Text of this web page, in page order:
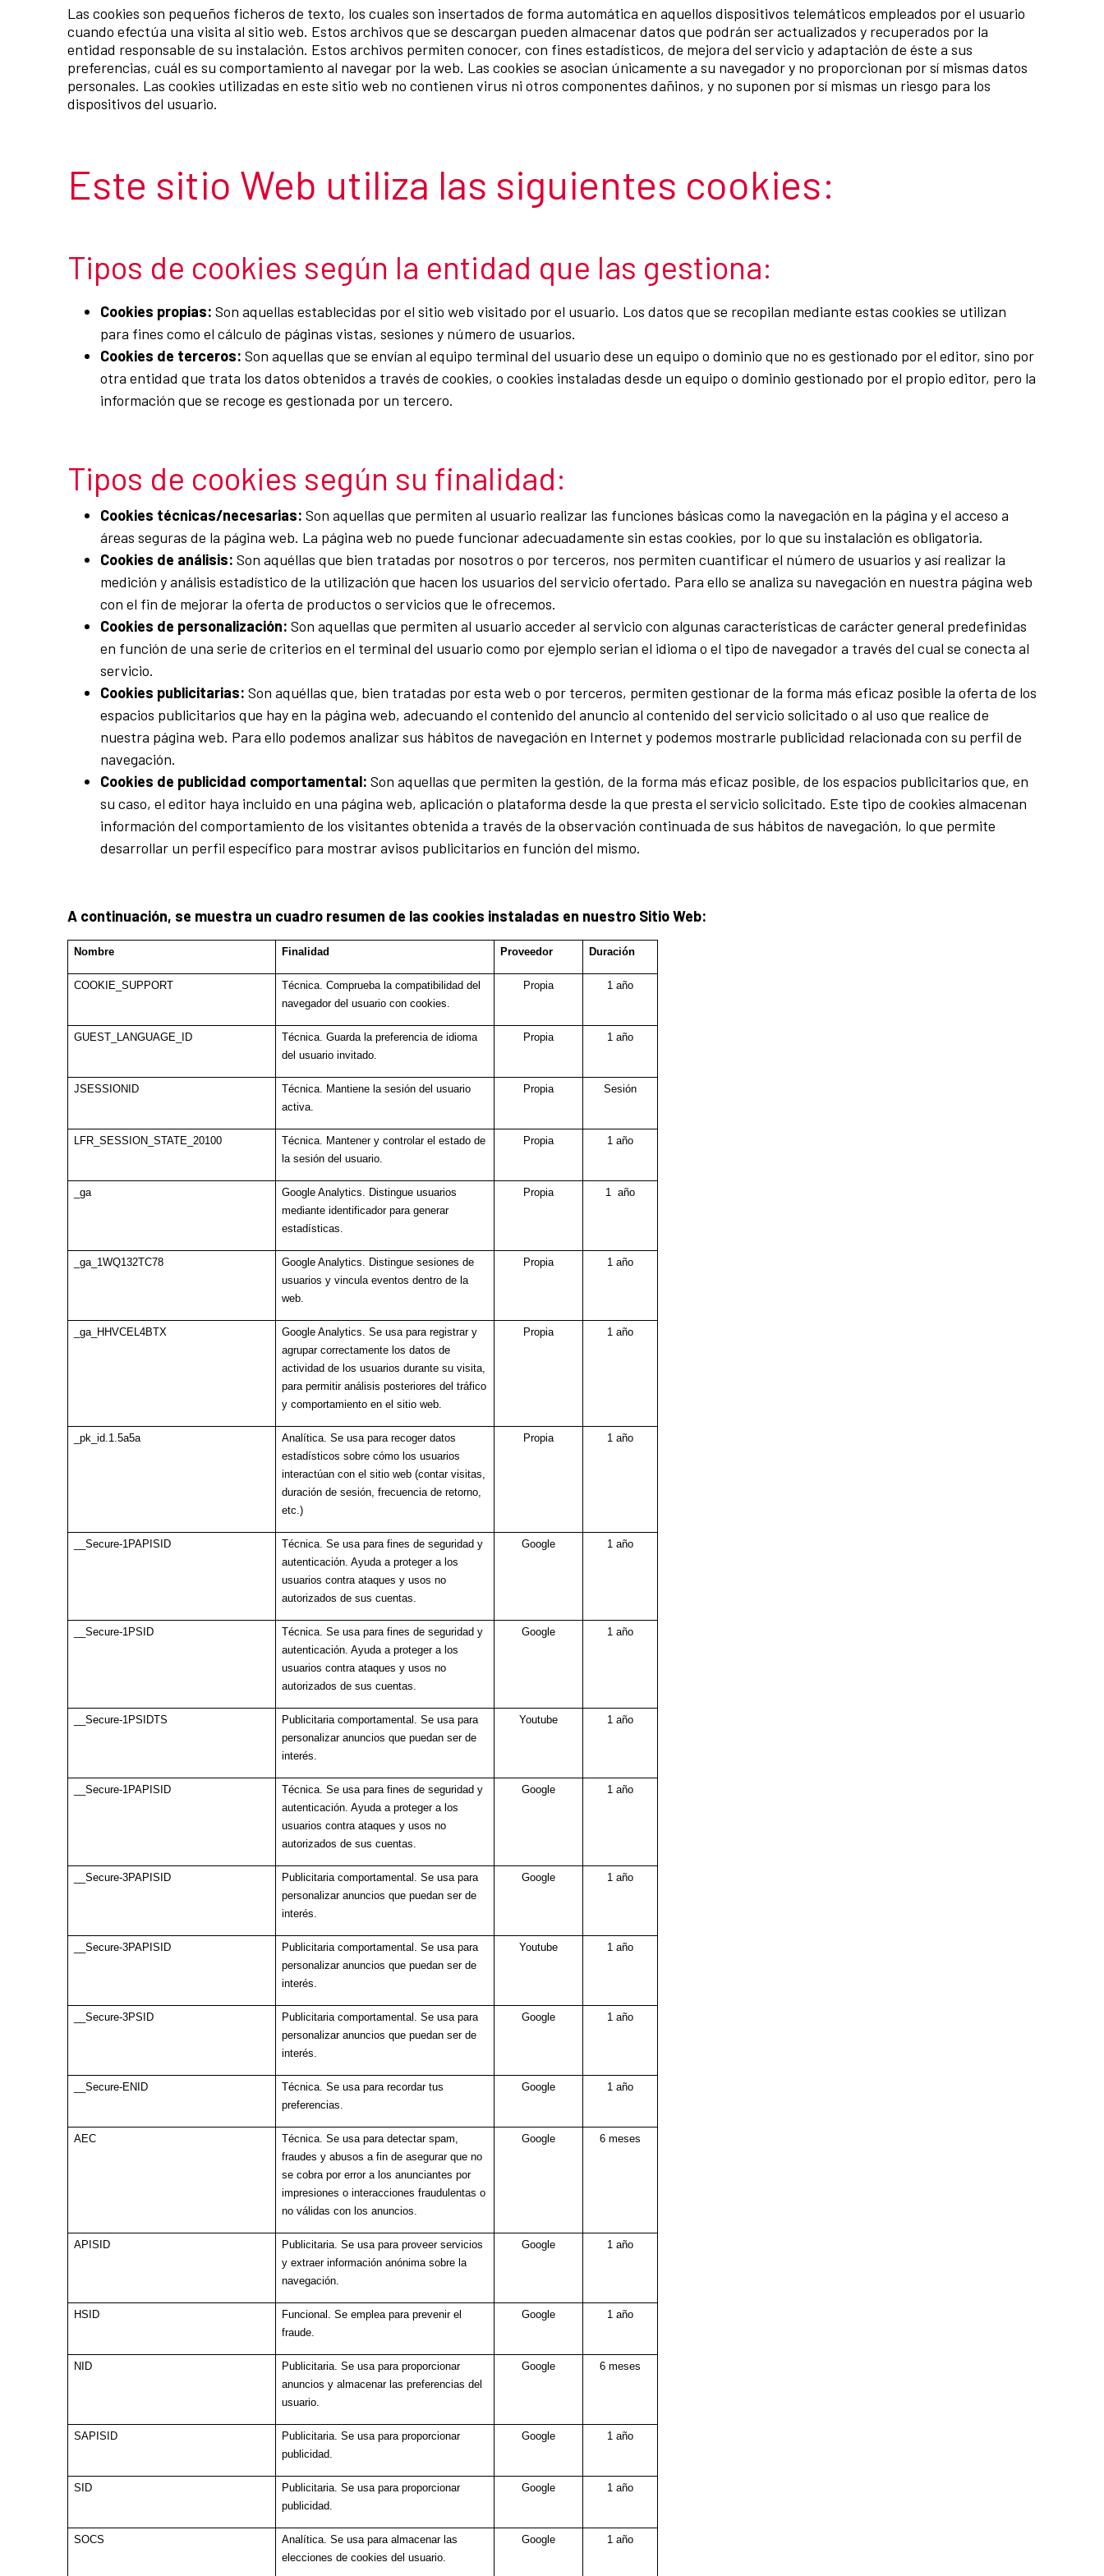
Las cookies son pequeños ficheros de texto, los cuales son insertados de forma automática en aquellos dispositivos telemáticos empleados por el usuario
cuando efectúa una visita al sitio web. Estos archivos que se descargan pueden almacenar datos que podrán ser actualizados y recuperados por la
entidad responsable de su instalación. Estos archivos permiten conocer, con fines estadísticos, de mejora del servicio y adaptación de éste a sus
preferencias, cuál es su comportamiento al navegar por la web. Las cookies se asocian únicamente a su navegador y no proporcionan por sí mismas datos
personales. Las cookies utilizadas en este sitio web no contienen virus ni otros componentes dañinos, y no suponen por sí mismas un riesgo para los
dispositivos del usuario.
Este sitio Web utiliza las siguientes cookies:
Tipos de cookies según la entidad que las gestiona:
Cookies propias: Son aquellas establecidas por el sitio web visitado por el usuario. Los datos que se recopilan mediante estas cookies se utilizan
para fines como el cálculo de páginas vistas, sesiones y número de usuarios.
Cookies de terceros: Son aquellas que se envían al equipo terminal del usuario dese un equipo o dominio que no es gestionado por el editor, sino por
otra entidad que trata los datos obtenidos a través de cookies, o cookies instaladas desde un equipo o dominio gestionado por el propio editor, pero la
información que se recoge es gestionada por un tercero.
Tipos de cookies según su finalidad:
Cookies técnicas/necesarias: Son aquellas que permiten al usuario realizar las funciones básicas como la navegación en la página y el acceso a
áreas seguras de la página web. La página web no puede funcionar adecuadamente sin estas cookies, por lo que su instalación es obligatoria.
Cookies de análisis: Son aquéllas que bien tratadas por nosotros o por terceros, nos permiten cuantificar el número de usuarios y así realizar la
medición y análisis estadístico de la utilización que hacen los usuarios del servicio ofertado. Para ello se analiza su navegación en nuestra página web
con el fin de mejorar la oferta de productos o servicios que le ofrecemos.
Cookies de personalización: Son aquellas que permiten al usuario acceder al servicio con algunas características de carácter general predefinidas
en función de una serie de criterios en el terminal del usuario como por ejemplo serian el idioma o el tipo de navegador a través del cual se conecta al
servicio.
Cookies publicitarias: Son aquéllas que, bien tratadas por esta web o por terceros, permiten gestionar de la forma más eficaz posible la oferta de los
espacios publicitarios que hay en la página web, adecuando el contenido del anuncio al contenido del servicio solicitado o al uso que realice de
nuestra página web. Para ello podemos analizar sus hábitos de navegación en Internet y podemos mostrarle publicidad relacionada con su perfil de
navegación.
Cookies de publicidad comportamental: Son aquellas que permiten la gestión, de la forma más eficaz posible, de los espacios publicitarios que, en
su caso, el editor haya incluido en una página web, aplicación o plataforma desde la que presta el servicio solicitado. Este tipo de cookies almacenan
información del comportamiento de los visitantes obtenida a través de la observación continuada de sus hábitos de navegación, lo que permite
desarrollar un perfil específico para mostrar avisos publicitarios en función del mismo.
A continuación, se muestra un cuadro resumen de las cookies instaladas en nuestro Sitio Web:​​​
Nombre Finalidad Proveedor Duración
COOKIE_SUPPORT
Técnica. Comprueba la compatibilidad del
navegador del usuario con cookies.
Propia 1 año
GUEST_LANGUAGE_ID
Técnica. Guarda la preferencia de idioma
del usuario invitado.
Propia 1 año
JSESSIONID
Técnica. Mantiene la sesión del usuario
activa.
Propia Sesión
LFR_SESSION_STATE_20100
Técnica. Mantener y controlar el estado de
la sesión del usuario.
Propia 1 año
_ga
Google Analytics. Distingue usuarios
mediante identificador para generar
estadísticas.
Propia 1 año
_ga_1WQ132TC78
Google Analytics. Distingue sesiones de
usuarios y vincula eventos dentro de la
web.
Propia 1 año
_ga_HHVCEL4BTX Google Analytics. Se usa para registrar y
agrupar correctamente los datos de
actividad de los usuarios durante su visita,
para permitir análisis posteriores del tráfico
y comportamiento en el sitio web.
Propia 1 año
_pk_id.1.5a5a
Analítica. Se usa para recoger datos
estadísticos sobre cómo los usuarios
interactúan con el sitio web (contar visitas,
duración de sesión, frecuencia de retorno,
etc.)
Propia 1 año
__Secure-1PAPISID
Técnica. Se usa para fines de seguridad y
autenticación. Ayuda a proteger a los
usuarios contra ataques y usos no
autorizados de sus cuentas.
Google 1 año
__Secure-1PSID
Técnica. Se usa para fines de seguridad y
autenticación. Ayuda a proteger a los
usuarios contra ataques y usos no
autorizados de sus cuentas.
Google 1 año
__Secure-1PSIDTS
Publicitaria comportamental. Se usa para
personalizar anuncios que puedan ser de
interés.
Youtube 1 año
__Secure-1PAPISID
Técnica. Se usa para fines de seguridad y
autenticación. Ayuda a proteger a los
usuarios contra ataques y usos no
autorizados de sus cuentas.
Google 1 año
__Secure-3PAPISID
Publicitaria comportamental. Se usa para
personalizar anuncios que puedan ser de
interés.
Google 1 año
__Secure-3PAPISID
Publicitaria comportamental. Se usa para
personalizar anuncios que puedan ser de
interés.
Youtube 1 año
__Secure-3PSID
Publicitaria comportamental. Se usa para
personalizar anuncios que puedan ser de
interés.
Google 1 año
__Secure-ENID
Técnica. Se usa para recordar tus
preferencias.
Google 1 año
AEC
Técnica. Se usa para detectar spam,
fraudes y abusos a fin de asegurar que no
se cobra por error a los anunciantes por
impresiones o interacciones fraudulentas o
no válidas con los anuncios.
Google 6 meses
APISID
Publicitaria. Se usa para proveer servicios
y extraer información anónima sobre la
navegación.
Google 1 año
HSID
Funcional. Se emplea para prevenir el
fraude.
Google 1 año
NID
Publicitaria. Se usa para proporcionar
anuncios y almacenar las preferencias del
usuario.
Google 6 meses
SAPISID
Publicitaria. Se usa para proporcionar
publicidad.
Google 1 año
SID
Publicitaria. Se usa para proporcionar
publicidad.
Google 1 año
SOCS
Analítica. Se usa para almacenar las
elecciones de cookies del usuario.
Google 1 año